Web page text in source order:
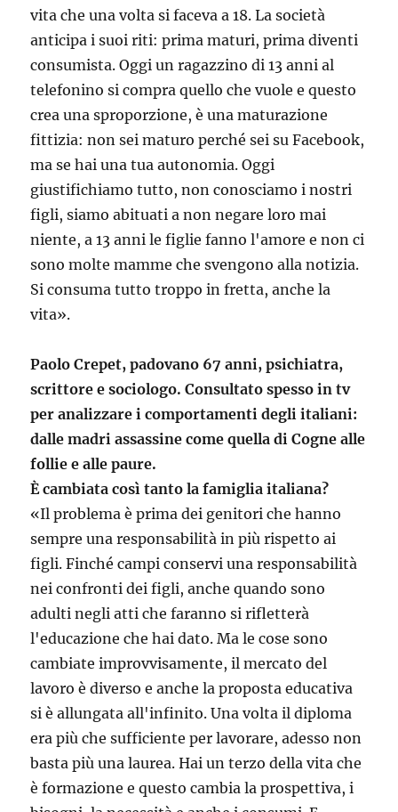
vita che una volta si faceva a 18. La società
anticipa i suoi riti: prima maturi, prima diventi
consumista. Oggi un ragazzino di 13 anni al
telefonino si compra quello che vuole e questo
crea una sproporzione, è una maturazione
fittizia: non sei maturo perché sei su Facebook,
ma se hai una tua autonomia. Oggi
giustifichiamo tutto, non conosciamo i nostri
figli, siamo abituati a non negare loro mai
niente, a 13 anni le figlie fanno l'amore e non ci
sono molte mamme che svengono alla notizia.
Si consuma tutto troppo in fretta, anche la
vita».
Paolo Crepet, padovano 67 anni, psichiatra,
scrittore e sociologo. Consultato spesso in tv
per analizzare i comportamenti degli italiani:
dalle madri assassine come quella di Cogne alle
follie e alle paure.
È cambiata così tanto la famiglia italiana?
«Il problema è prima dei genitori che hanno
sempre una responsabilità in più rispetto ai
figli. Finché campi conservi una responsabilità
nei confronti dei figli, anche quando sono
adulti negli atti che faranno si rifletterà
l'educazione che hai dato. Ma le cose sono
cambiate improvvisamente, il mercato del
lavoro è diverso e anche la proposta educativa
si è allungata all'infinito. Una volta il diploma
era più che sufficiente per lavorare, adesso non
basta più una laurea. Hai un terzo della vita che
è formazione e questo cambia la prospettiva, i